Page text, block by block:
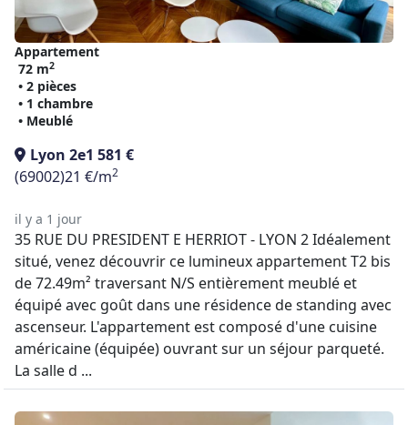
Appartement
72 m2
• 2 pièces
• 1 chambre
• Meublé
Lyon 2e1 581 €
(69002)21 €/m2
il y a 1 jour
35 RUE DU PRESIDENT E HERRIOT - LYON 2 Idéalement
situé, venez découvrir ce lumineux appartement T2 bis
de 72.49m² traversant N/S entièrement meublé et
équipé avec goût dans une résidence de standing avec
ascenseur. L'appartement est composé d'une cuisine
américaine (équipée) ouvrant sur un séjour parqueté.
La salle d ...